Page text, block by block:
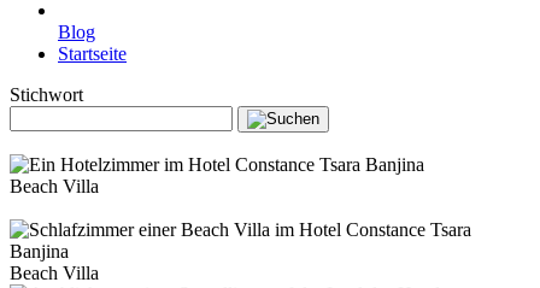
Blog
Startseite
Stichwort
Beach Villa
Beach Villa